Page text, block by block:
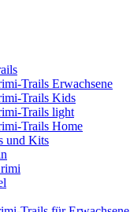
Trails Erwachsene
Trails Kids
Trails light
Trails Home
und Kits